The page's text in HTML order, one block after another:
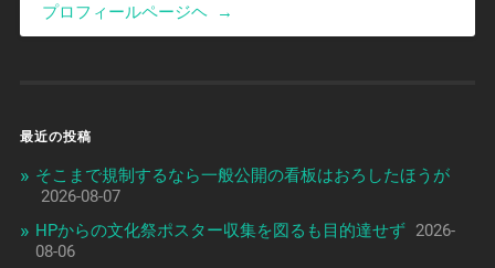
プロフィールページヘ
→
最近の投稿
そこまで規制するなら一般公開の看板はおろしたほうが
2026-08-07
HPからの文化祭ポスター収集を図るも目的達せず 2026-
08-06